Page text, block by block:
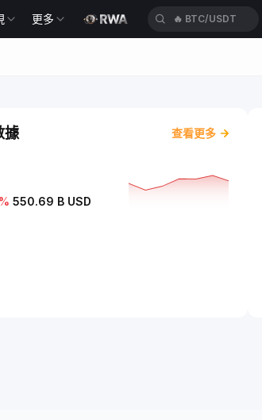
更多
🔥 ETH/USDT
據 查看更多
% 550.69 B USD